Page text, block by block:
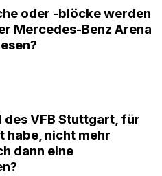
oder -blöcke werden
Mercedes-Benz Arena
des VFB Stuttgart, für
habe, nicht mehr
dann eine